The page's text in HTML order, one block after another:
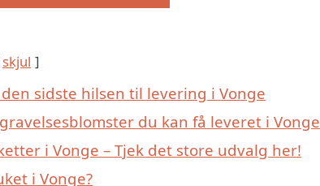
skjul
sidste hilsen til levering i Vonge
du kan få leveret i Vonge
i Vonge – Tjek det store udvalg her!
i Vonge?